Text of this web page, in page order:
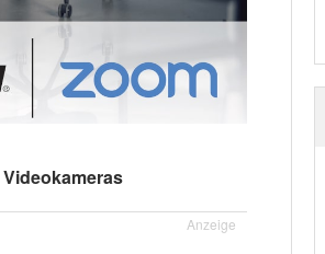
Anzeige